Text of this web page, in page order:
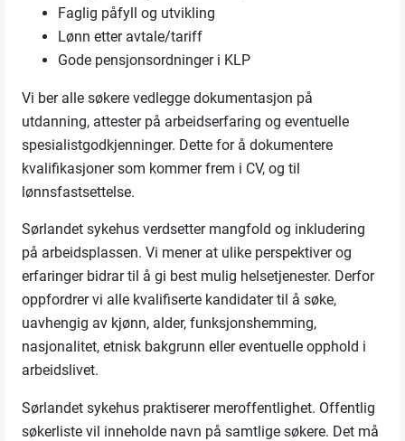
Faglig påfyll og utvikling
Lønn etter avtale/tariff
Gode pensjonsordninger i KLP
Vi ber alle søkere vedlegge dokumentasjon på
utdanning, attester på arbeidserfaring og eventuelle
spesialistgodkjenninger. Dette for å dokumentere
kvalifikasjoner som kommer frem i CV, og til
lønnsfastsettelse.
Sørlandet sykehus verdsetter mangfold og inkludering
på arbeidsplassen. Vi mener at ulike perspektiver og
erfaringer bidrar til å gi best mulig helsetjenester. Derfor
oppfordrer vi alle kvalifiserte kandidater til å søke,
uavhengig av kjønn, alder, funksjonshemming,
nasjonalitet, etnisk bakgrunn eller eventuelle opphold i
arbeidslivet.
Sørlandet sykehus praktiserer meroffentlighet. Offentlig
søkerliste vil inneholde navn på samtlige søkere. Det må